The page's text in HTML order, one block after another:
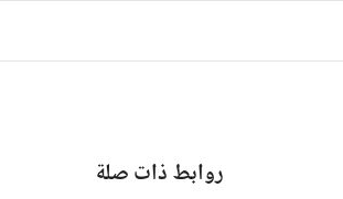
روابط ذات صلة